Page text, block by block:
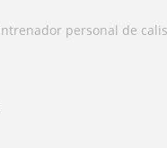
entrenador personal de